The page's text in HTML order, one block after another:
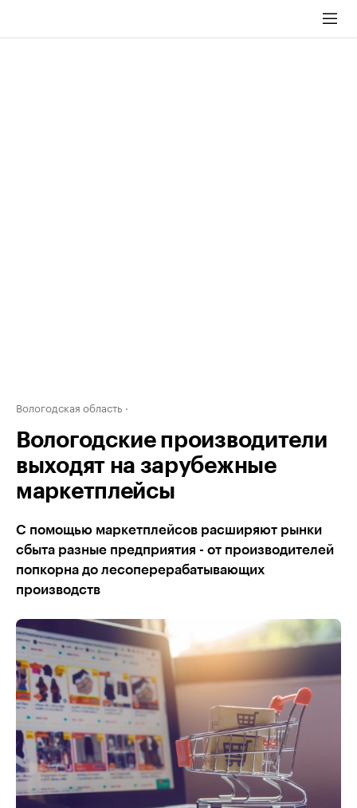
Вологодская область
Вологодские производители
выходят на зарубежные
маркетплейсы
С помощью маркетплейсов расширяют рынки
сбыта разные предприятия - от производителей
попкорна до лесоперерабатывающих
производств